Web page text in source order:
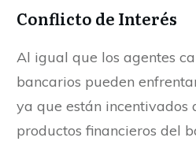
Conflicto de Interés
Al igual que los agentes
bancarios pueden
ya que están incentivados
productos financieros del